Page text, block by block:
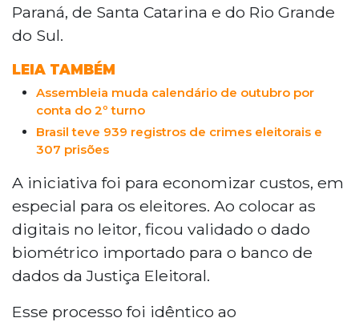
Paraná, de Santa Catarina e do Rio Grande
do Sul.
LEIA TAMBÉM
Assembleia muda calendário de outubro por
conta do 2º turno
Brasil teve 939 registros de crimes eleitorais e
307 prisões
A iniciativa foi para economizar custos, em
especial para os eleitores. Ao colocar as
digitais no leitor, ficou validado o dado
biométrico importado para o banco de
dados da Justiça Eleitoral.
Esse processo foi idêntico ao